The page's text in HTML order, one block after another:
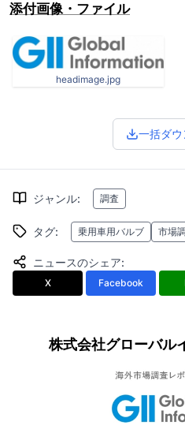
添付画像・ファイル
headimage.jpg
一括ダウ
ジャンル: 調査
タグ: 乗用車用バルブ 市場
ニュースのシェア:
X Facebook
株式会社グローバル